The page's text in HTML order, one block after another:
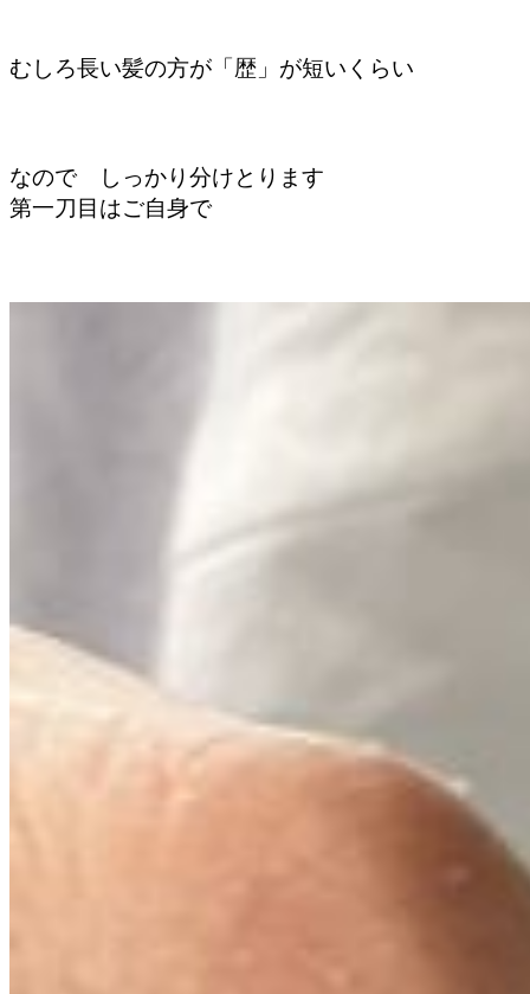
むしろ長い髪の方が「歴」が短いくらい
なので しっかり分けとります
第一刀目はご自身で